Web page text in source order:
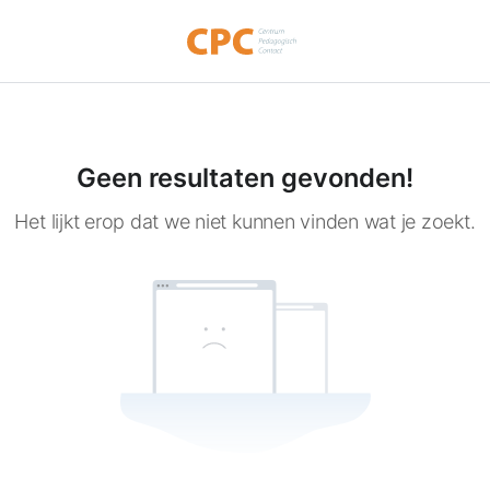
Geen resultaten gevonden!
Het lijkt erop dat we niet kunnen vinden wat je zoekt.